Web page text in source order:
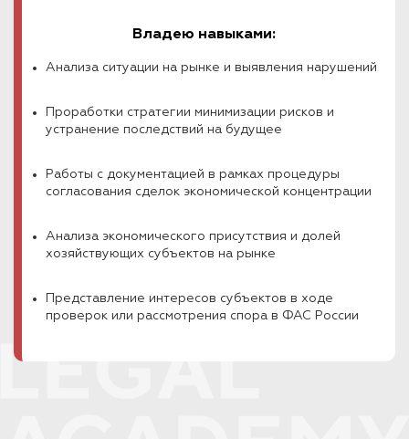
Владею навыками:
Анализа ситуации на рынке и выявления нарушений
Проработки стратегии минимизации рисков и
устранение последствий на будущее
Работы с документацией в рамках процедуры
согласования сделок экономической концентрации
Анализа экономического присутствия и долей
хозяйствующих субъектов на рынке
Представление интересов субъектов в ходе
проверок или рассмотрения спора в ФАС России